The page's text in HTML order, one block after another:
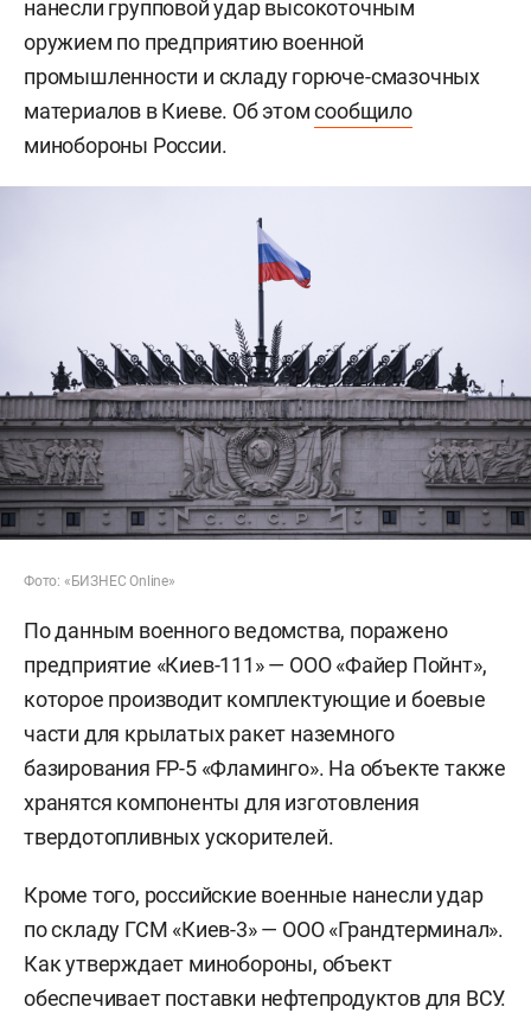
нанесли групповой удар высокоточным
оружием по предприятию военной
промышленности и складу горюче-смазочных
материалов в Киеве. Об этомсообщило
минобороны России.
Фото: «БИЗНЕС Online»
По данным военного ведомства, поражено
предприятие «Киев-111» — ООО «Файер Пойнт»,
которое производит комплектующие и боевые
части для крылатых ракет наземного
базирования FP-5 «Фламинго». На объекте также
хранятся компоненты для изготовления
твердотопливных ускорителей.
Кроме того, российские военные нанесли удар
по складу ГСМ «Киев-3» — ООО «Грандтерминал».
Как утверждает минобороны, объект
обеспечивает поставки нефтепродуктов для ВСУ.